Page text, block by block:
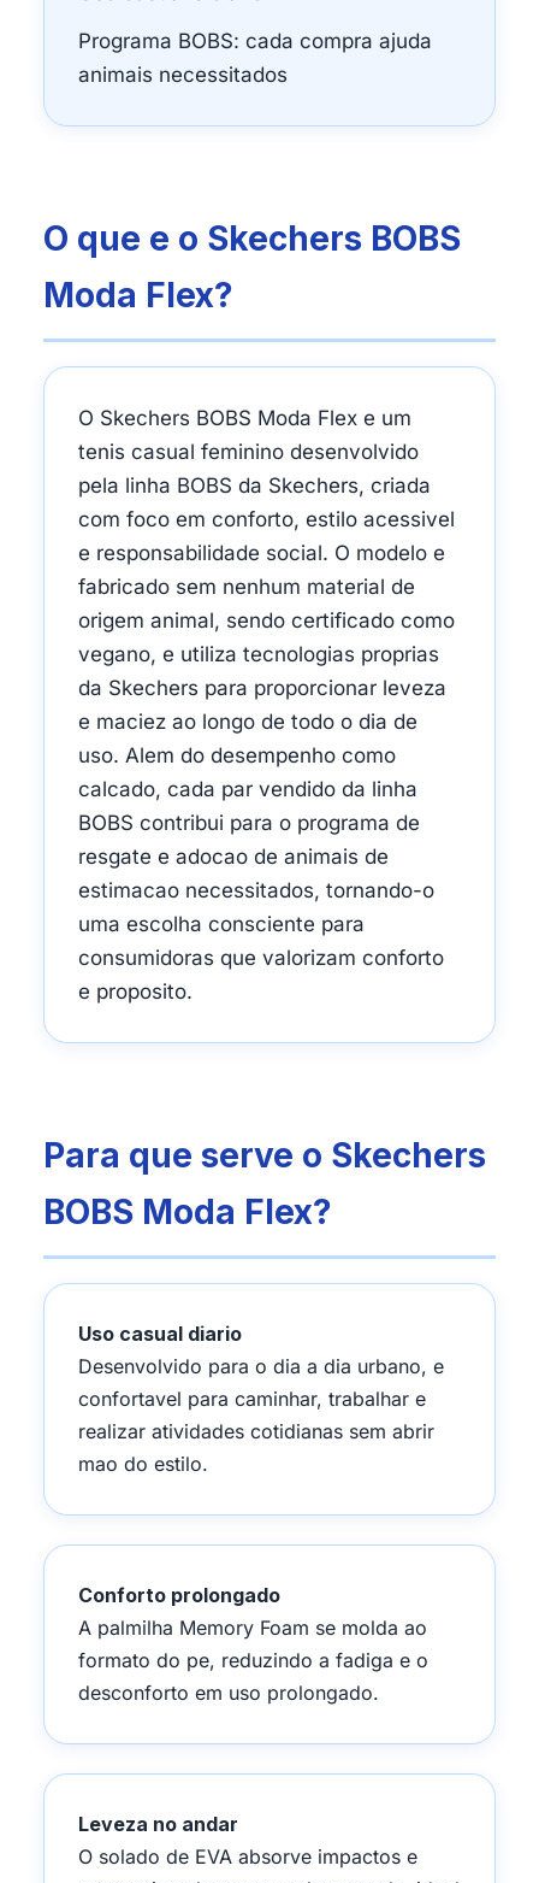
Programa BOBS: cada compra ajuda
animais necessitados
O que e o Skechers BOBS
Moda Flex?
O Skechers BOBS Moda Flex e um
tenis casual feminino desenvolvido
pela linha BOBS da Skechers, criada
com foco em conforto, estilo acessivel
e responsabilidade social. O modelo e
fabricado sem nenhum material de
origem animal, sendo certificado como
vegano, e utiliza tecnologias proprias
da Skechers para proporcionar leveza
e maciez ao longo de todo o dia de
uso. Alem do desempenho como
calcado, cada par vendido da linha
BOBS contribui para o programa de
resgate e adocao de animais de
estimacao necessitados, tornando-o
uma escolha consciente para
consumidoras que valorizam conforto
e proposito.
Para que serve o Skechers
BOBS Moda Flex?
Uso casual diario
Desenvolvido para o dia a dia urbano, e
confortavel para caminhar, trabalhar e
realizar atividades cotidianas sem abrir
mao do estilo.
Conforto prolongado
A palmilha Memory Foam se molda ao
formato do pe, reduzindo a fadiga e o
desconforto em uso prolongado.
Leveza no andar
O solado de EVA absorve impactos e